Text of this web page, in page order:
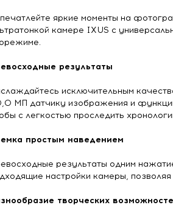
яркие моменты на
камере IXUS с
результаты
исключительным
МП датчику изображения и
с легкостью проследить
простым наведением
результаты одним
настройки камеры,
творческих